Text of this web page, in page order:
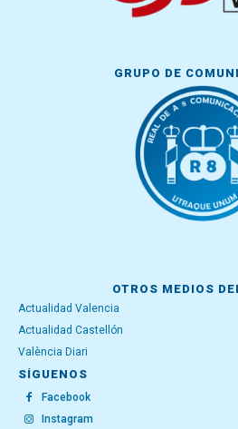
GRUPO DE
OTROS MEDIOS
Actualidad Valencia
Actualidad Castellón
València Diari
SÍGUENOS
Facebook
Instagram